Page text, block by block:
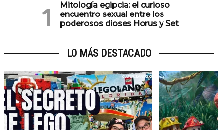
Mitología egipcia: el curioso
encuentro sexual entre los
poderosos dioses Horus y Set
LO MÁS DESTACADO